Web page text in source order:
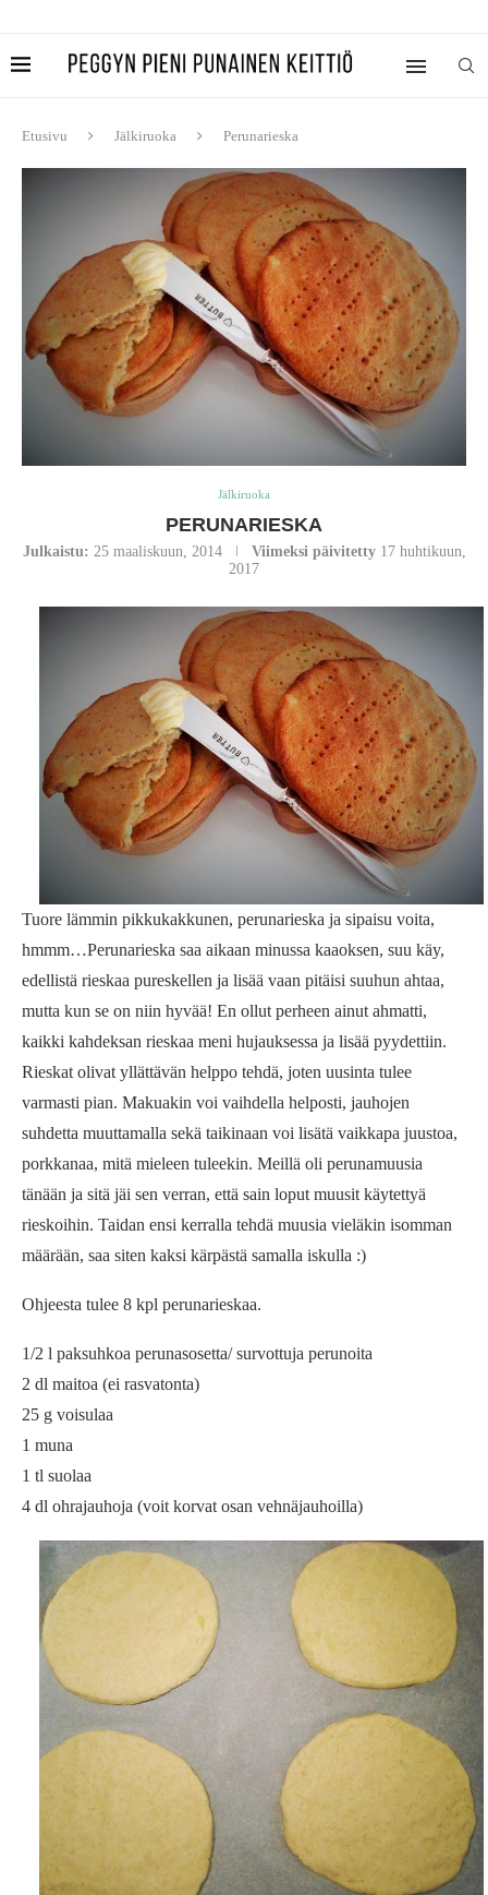
Etusivu Jälkiruoka Perunarieska
Jälkiruoka
PERUNARIESKA
Julkaistu: 25 maaliskuun, 2014 Viimeksi päivitetty 17 huhtikuun,
2017
Tuore lämmin pikkukakkunen, perunarieska ja sipaisu voita,
hmmm…Perunarieska saa aikaan minussa kaaoksen, suu käy,
edellistä rieskaa pureskellen ja lisää vaan pitäisi suuhun ahtaa,
mutta kun se on niin hyvää! En ollut perheen ainut ahmatti,
kaikki kahdeksan rieskaa meni hujauksessa ja lisää pyydettiin.
Rieskat olivat yllättävän helppo tehdä, joten uusinta tulee
varmasti pian. Makuakin voi vaihdella helposti, jauhojen
suhdetta muuttamalla sekä taikinaan voi lisätä vaikkapa juustoa,
porkkanaa, mitä mieleen tuleekin. Meillä oli perunamuusia
tänään ja sitä jäi sen verran, että sain loput muusit käytettyä
rieskoihin. Taidan ensi kerralla tehdä muusia vieläkin isomman
määrään, saa siten kaksi kärpästä samalla iskulla :)
Ohjeesta tulee 8 kpl perunarieskaa.
1/2 l paksuhkoa perunasosetta/ survottuja perunoita
2 dl maitoa (ei rasvatonta)
25 g voisulaa
1 muna
1 tl suolaa
4 dl ohrajauhoja (voit korvat osan vehnäjauhoilla)